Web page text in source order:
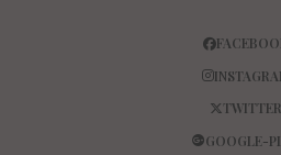
TWITTER
GOOGLE-